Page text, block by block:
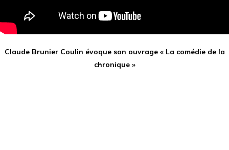
Claude Brunier Coulin évoque son ouvrage « La comédie de la
chronique »